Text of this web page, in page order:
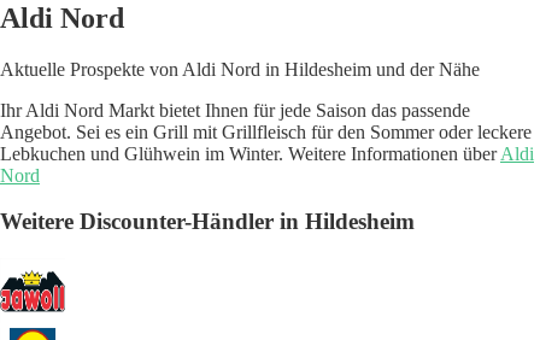
Aldi Nord
Aktuelle Prospekte von Aldi Nord in Hildesheim und der Nähe
Ihr Aldi Nord Markt bietet Ihnen für jede Saison das passende
Angebot. Sei es ein Grill mit Grillfleisch für den Sommer oder leckere
Lebkuchen und Glühwein im Winter. Weitere Informationen überAldi
Nord
Weitere Discounter-Händler in Hildesheim